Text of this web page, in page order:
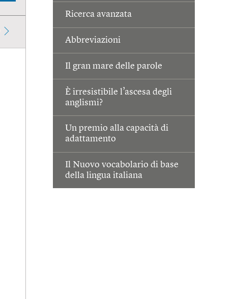
Ricerca avanzata
Abbreviazioni
Il gran mare delle parole
È irresistibile l’ascesa degli
anglismi?
Un premio alla capacità di
adattamento
Il Nuovo vocabolario di base
della lingua italiana